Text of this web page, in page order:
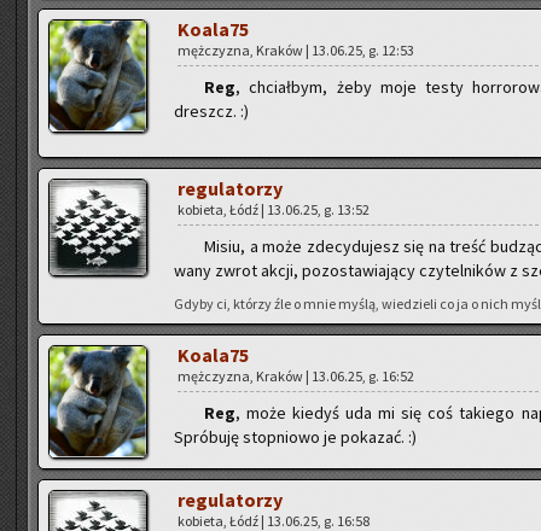
Ko­ala­75
męż­czy­zna, Kra­ków | 13.06.25, g. 12:53
Reg, chciał­bym, żeby moje testy
dreszcz. :)
re­gu­la­to­rzy
ko­bie­ta, Łódź | 13.06.25, g. 13:52
Misiu, a może zde­cy­du­jesz się na treść
wa­ny zwrot akcji, po­zo­sta­wia­ją­cy czy­tel­ni­ków z
Gdyby ci, któ­rzy źle o mnie myślą, wie­dzie­li co ja o nich
Ko­ala­75
męż­czy­zna, Kra­ków | 13.06.25, g. 16:52
Reg, może kie­dyś uda mi się coś ta­kie­go
Spró­bu­ję stop­nio­wo je po­ka­zać. :)
re­gu­la­to­rzy
ko­bie­ta, Łódź | 13.06.25, g. 16:58